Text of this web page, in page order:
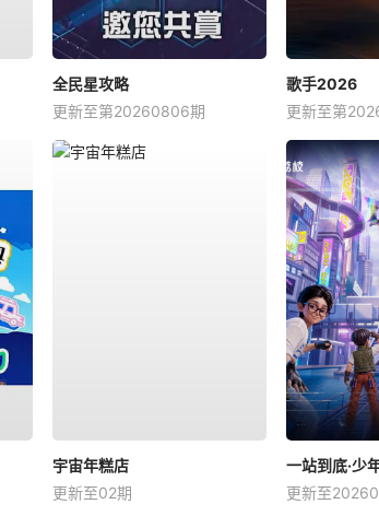
全民星攻略
更新至第20260806期
歌手2026
更新至第
宇宙年糕店
更新至02期
一站到底·少
更新至